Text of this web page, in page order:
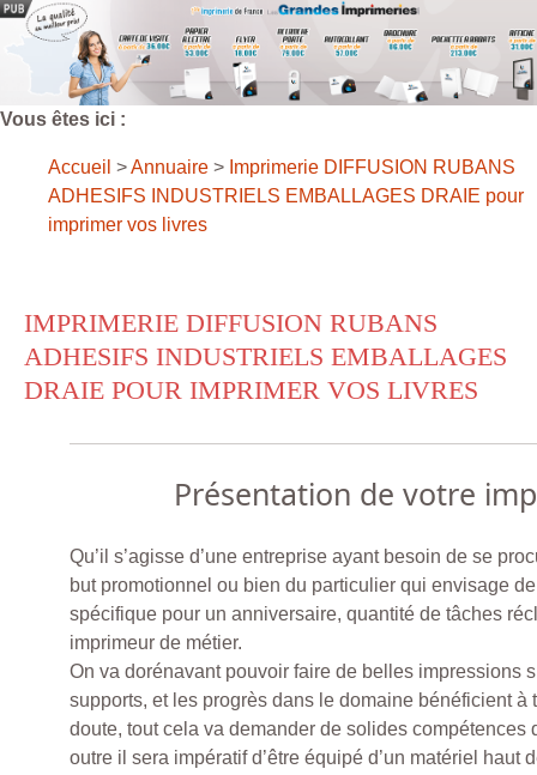
Vous êtes ici :
Accueil >Annuaire > Imprimerie DIFFUSION RUBANS
ADHESIFS INDUSTRIELS EMBALLAGES DRAIE pour
imprimer vos livres
IMPRIMERIE DIFFUSION RUBANS
ADHESIFS INDUSTRIELS EMBALLAGES
DRAIE POUR IMPRIMER VOS LIVRES
Présentation de votre
Qu’il s’agisse d’une entreprise ayant besoin de se
but promotionnel ou bien du particulier qui envisage
spécifique pour un anniversaire, quantité de tâches
imprimeur de métier.
On va dorénavant pouvoir faire de belles impressions
supports, et les progrès dans le domaine bénéficient à
doute, tout cela va demander de solides compétences
outre il sera impératif d’être équipé d’un matériel haut